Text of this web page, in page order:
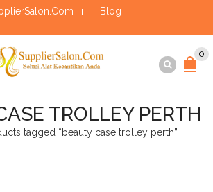
Blog
0
TROLLEY PERTH
tagged “beauty case trolley perth”